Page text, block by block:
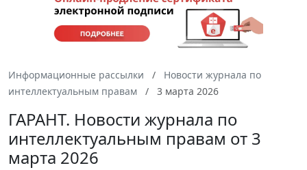
Информационные рассылки
Новости журнала по
интеллектуальным правам
3 марта 2026
ГАРАНТ. Новости журнала по
интеллектуальным правам от 3
марта 2026